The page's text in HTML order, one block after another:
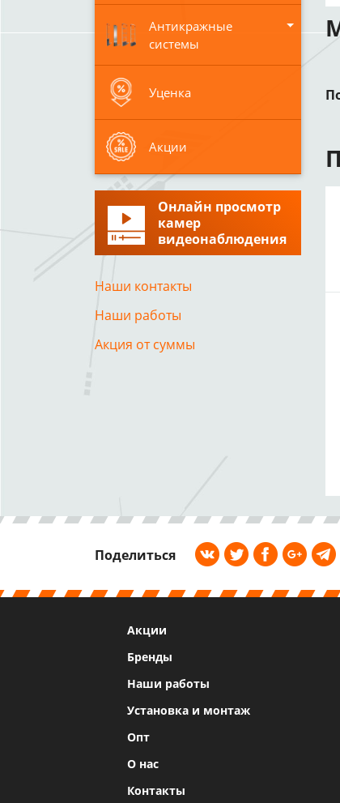
Антикражные
системы
Уценка
Акции
Онлайн просмотр
камер
видеонаблюдения
Наши контакты
Наши работы
Акция от суммы
Поделиться
Акции
Бренды
Наши работы
Установка и монтаж
Опт
О нас
Контакты